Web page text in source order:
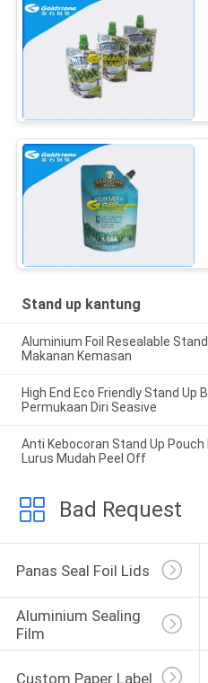
Stand up kantung
Aluminium Foil Resealable
Makanan Kemasan
High End Eco Friendly Stand
Permukaan Diri Seasive
Anti Kebocoran Stand Up
Lurus Mudah Peel Off
Bad Request
Panas Seal Foil Lids
Aluminium Sealing
Film
Custom Paper Label